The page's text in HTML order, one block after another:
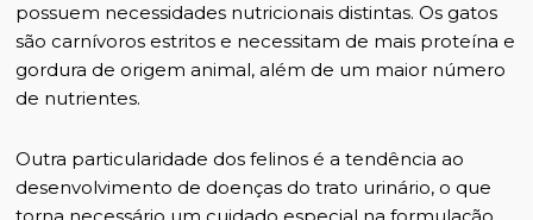
possuem necessidades nutricionais distintas. Os gatos
são carnívoros estritos e necessitam de mais proteína e
gordura de origem animal, além de um maior número
de nutrientes.
Outra particularidade dos felinos é a tendência ao
desenvolvimento de doenças do trato urinário, o que
torna necessário um cuidado especial na formulação